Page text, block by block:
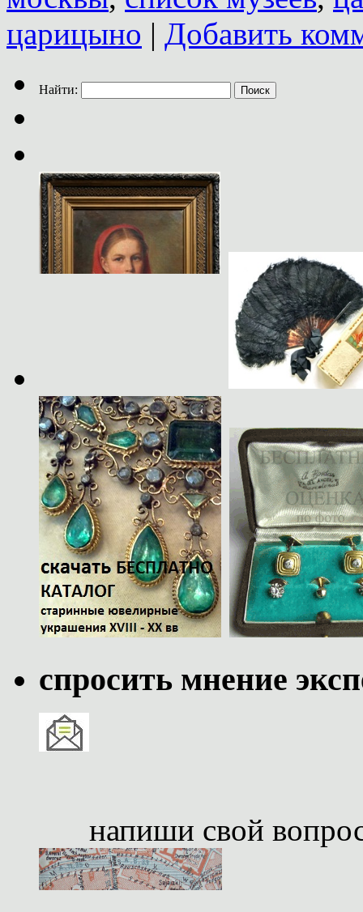
царицыно | Добавить
Найти:
спросить мнение
напиши свой